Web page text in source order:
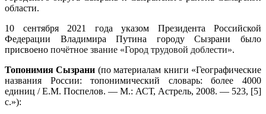
области.
10 сентября 2021 года указом Президента Российской
Федерации Владимира Путина городу Сызрани было
присвоено почëтное звание «Город трудовой доблести».
Топонимия Сызрани (по материалам книги «Географические
названия России: топонимический словарь: более 4000
единиц / Е.М. Поспелов. — М.: АСТ, Астрель, 2008. — 523, [5]
с.»):